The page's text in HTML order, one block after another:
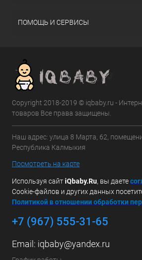
ПОМОЩЬ И СЕРВИСЫ
Copyright 2018-2019 © iqbaby.ru -
товаров Все права защищены.
Наш адрес: улица 8 Марта, 62,
Республика Калмыкия
Посмотреть на карте
Используя сайтiQbaby.Ru, вы даетес
Cookie-файлов и других данных
Политикой в отношении обработки
+7 (967) 555-31-65
Email: iqbaby@yandex.ru